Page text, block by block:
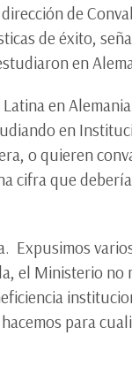
de
de éxito,
en
en
en
o quieren
cifra que
Expusimos
el Ministerio
para